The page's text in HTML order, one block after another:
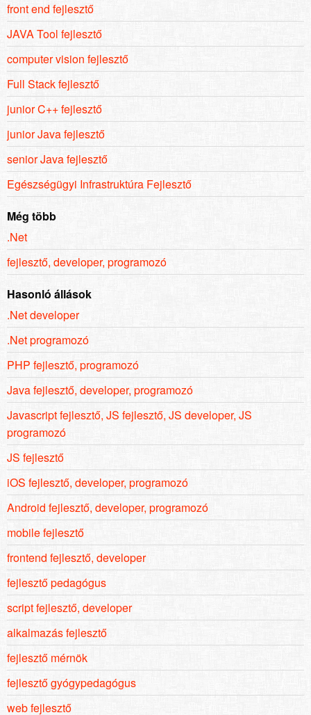
front end fejlesztő
JAVA Tool fejlesztő
computer vision fejlesztő
Full Stack fejlesztő
junior C++ fejlesztő
junior Java fejlesztő
senior Java fejlesztő
Egészségügyi Infrastruktúra Fejlesztő
Még több
.Net
fejlesztő, developer, programozó
Hasonló állások
.Net developer
.Net programozó
PHP fejlesztő, programozó
Java fejlesztő, developer, programozó
Javascript fejlesztő, JS fejlesztő, JS developer, JS
programozó
JS fejlesztő
iOS fejlesztő, developer, programozó
Android fejlesztő, developer, programozó
mobile fejlesztő
frontend fejlesztő, developer
fejlesztő pedagógus
script fejlesztő, developer
alkalmazás fejlesztő
fejlesztő mérnök
fejlesztő gyógypedagógus
web fejlesztő